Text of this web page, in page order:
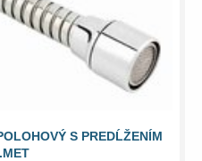
S PREDĹŽENÍM